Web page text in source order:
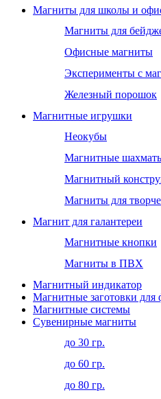
Магниты для школы и
Магниты для
Офисные магниты
Эксперименты с
Железный порошок
Магнитные игрушки
Неокубы
Магнитные
Магнитный
Магниты для
Магнит для галантереи
Магнитные кнопки
Магниты в ПВХ
Магнитный индикатор
Магнитные заготовки для
Магнитные системы
Сувенирные магниты
до 30 гр.
до 60 гр.
до 80 гр.